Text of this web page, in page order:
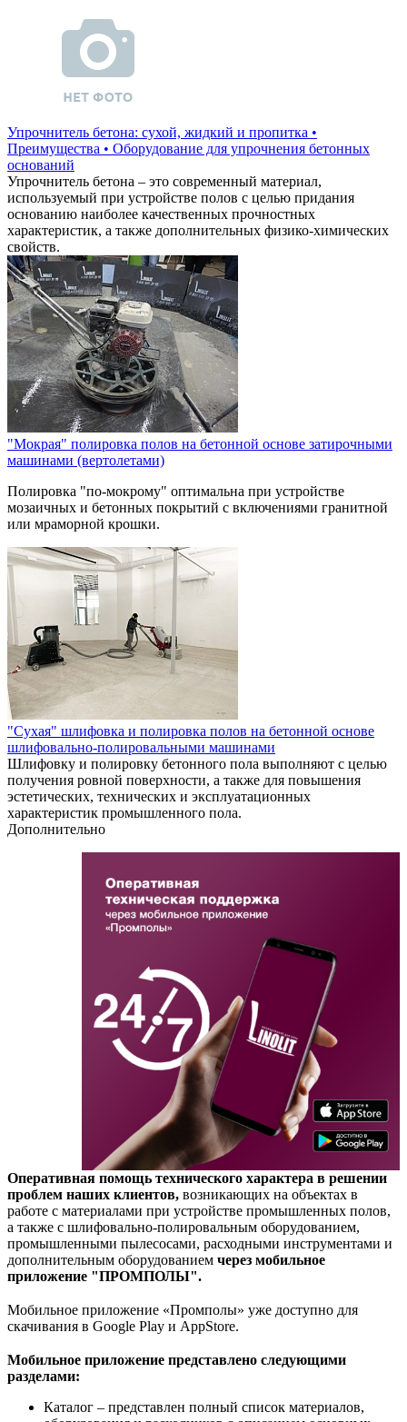
Упрочнитель бетона: сухой, жидкий и пропитка •
Преимущества • Оборудование для упрочнения бетонных
оснований
Упрочнитель бетона – это современный материал,
используемый при устройстве полов с целью придания
основанию наиболее качественных прочностных
характеристик, а также дополнительных физико-химических
свойств.
"Мокрая" полировка полов на бетонной основе затирочными
машинами (вертолетами)
Полировка "по-мокрому" оптимальна при устройстве
мозаичных и бетонных покрытий с включениями гранитной
или мраморной крошки.
"Сухая" шлифовка и полировка полов на бетонной основе
шлифовально-полировальными машинами
Шлифовку и полировку бетонного пола выполняют с целью
получения ровной поверхности, а также для повышения
эстетических, технических и эксплуатационных
характеристик промышленного пола.
Дополнительно
Оперативная помощь технического характера в решении
проблем наших клиентов, возникающих на объектах в
работе с материалами при устройстве промышленных полов,
а также с шлифовально-полировальным оборудованием,
промышленными пылесосами, расходными инструментами и
дополнительным оборудованием через мобильное
приложение "ПРОМПОЛЫ".
Мобильное приложение «Промполы» уже доступно для
скачивания в Google Play и AppStore.
Мобильное приложение представлено следующими
разделами:
Каталог – представлен полный список материалов,